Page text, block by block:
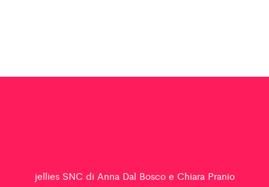
jellies SNC di Anna Dal Bosco e Chiara Pranio